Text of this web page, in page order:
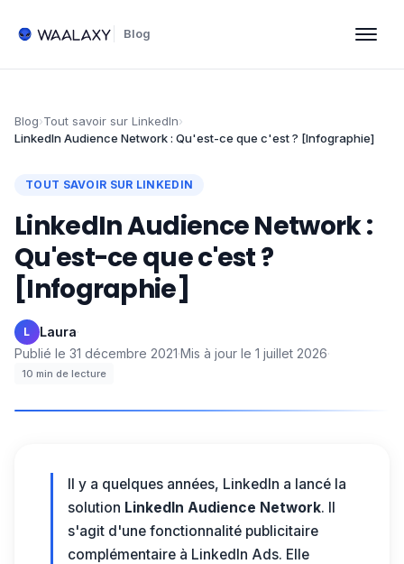
Blog
Blog›Tout savoir sur LinkedIn›
LinkedIn Audience Network : Qu'est-ce que c'est ? [Infographie]
TOUT SAVOIR SUR LINKEDIN
LinkedIn Audience Network :
Qu'est-ce que c'est ?
[Infographie]
L Laura·
Publié le 31 décembre 2021·Mis à jour le 1 juillet 2026·
10 min de lecture
Il y a quelques années, LinkedIn a lancé la
solution LinkedIn Audience Network. Il
s'agit d'une fonctionnalité publicitaire
complémentaire à LinkedIn Ads. Elle